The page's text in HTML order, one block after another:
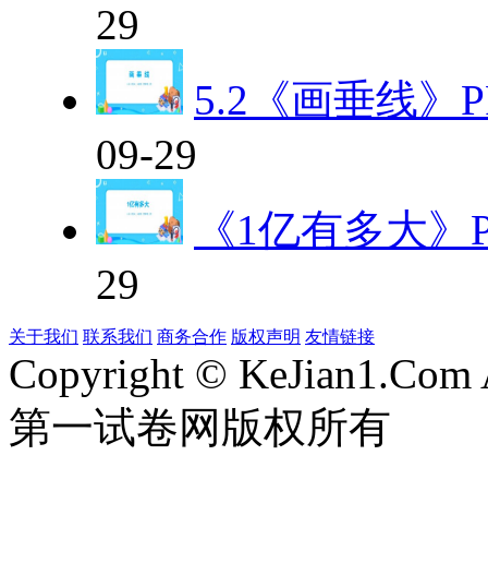
29
5.2《画垂线》
09-29
《1亿有多大》
29
关于我们 联系我们 商务合作 版权声明 友情链接
Copyright © KeJian1.Com
第一试卷网版权所有